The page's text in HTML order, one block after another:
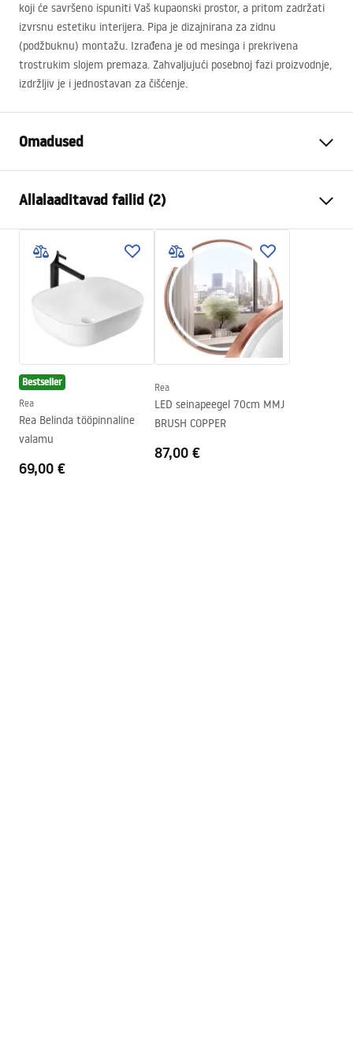
koji će savršeno ispuniti Vaš kupaonski prostor, a pritom zadržati
izvrsnu estetiku interijera. Pipa je dizajnirana za zidnu
(podžbuknu) montažu. Izrađena je od mesinga i prekrivena
trostrukim slojem premaza. Zahvaljujući posebnoj fazi proizvodnje,
izdržljiv je i jednostavan za čišćenje.
Omadused
Paigaldusviis
sisse paigaldatav
Värv
Harjatud vask
Vooliku tüüp
Fikseeritud
Materjal
Messing
Väljalaskeava ulatus
185mm
110mm
Kattetehnoloogia
Ühenduse läbimõõt
1/2 tolli
Allalaaditavad failid (2)
Instrukcja montażu
Instrukcja_montazu_.pdf
Garantiitingimused
Warranty_Terms_and_Conditions_Faucets_-_5.pdf
Bestseller
Rea
Rea Belinda tööpinnaline
valamu
69,00 €
Rea
LED seinapeegel 70cm MMJ
BRUSH COPPER
87,00 €